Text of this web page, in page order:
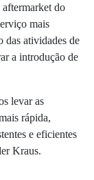
aftermarket do
mais
das atividades de
a introdução de
levar as
rápida,
e eficientes
Kraus.